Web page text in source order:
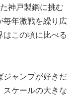
神戸製鋼に挑む
毎年激戦を繰り広
はこの頃に比べる
ジャンプが好きだ
スケールの大きな